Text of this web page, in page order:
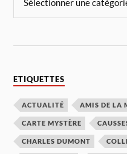
ETIQUETTES
ACTUALITÉ AMIS DE LA
CARTE MYSTÈRE
CHARLES DUMONT